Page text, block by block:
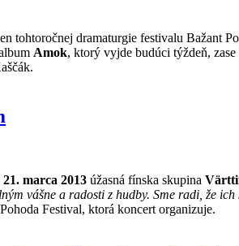
tohtoročnej dramaturgie festivalu Bažant
Amok, ktorý vyjde budúci týždeň,
21. marca 2013 úžasná fínska skupina
vášne a radosti z hudby. Sme radi, že
Festival, ktorá koncert organizuje.